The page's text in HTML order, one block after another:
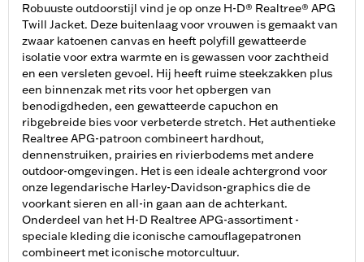
Robuuste outdoorstijl vind je op onze H-D® Realtree® APG
Twill Jacket. Deze buitenlaag voor vrouwen is gemaakt van
zwaar katoenen canvas en heeft polyfill gewatteerde
isolatie voor extra warmte en is gewassen voor zachtheid
en een versleten gevoel. Hij heeft ruime steekzakken plus
een binnenzak met rits voor het opbergen van
benodigdheden, een gewatteerde capuchon en
ribgebreide bies voor verbeterde stretch. Het authentieke
Realtree APG-patroon combineert hardhout,
dennenstruiken, prairies en rivierbodems met andere
outdoor-omgevingen. Het is een ideale achtergrond voor
onze legendarische Harley-Davidson-graphics die de
voorkant sieren en all-in gaan aan de achterkant.
Onderdeel van het H-D Realtree APG-assortiment -
speciale kleding die iconische camouflagepatronen
combineert met iconische motorcultuur.